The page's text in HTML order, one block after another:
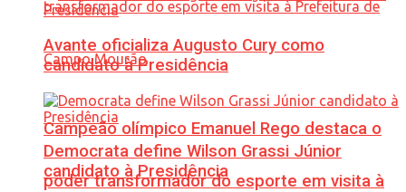
Campeão olímpico Emanuel Rego destaca o
poder transformador do esporte em visita à
Avante oficializa Augusto Cury como
candidato à Presidência
Democrata define Wilson Grassi Júnior
candidato à Presidência